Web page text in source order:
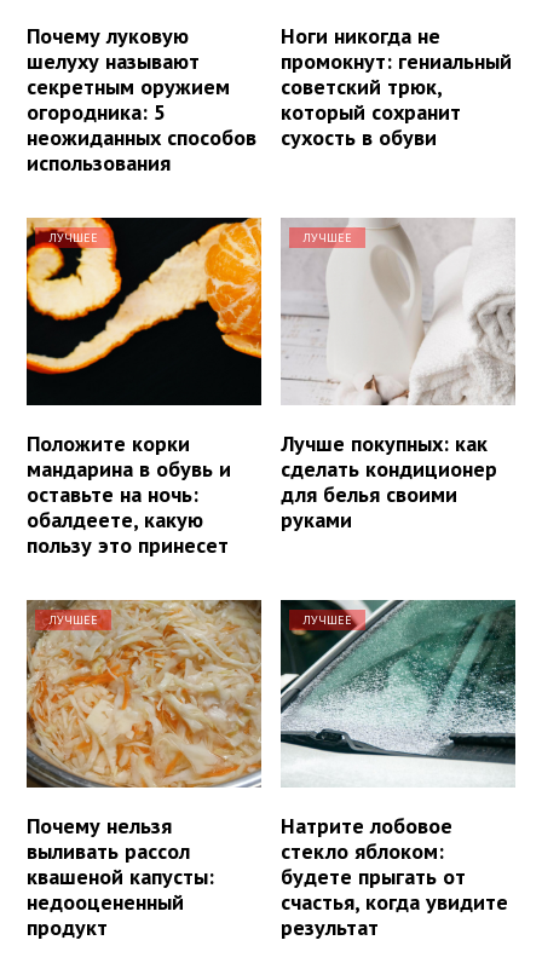
Почему луковую
шелуху называют
секретным оружием
огородника: 5
неожиданных способов
использования
Ноги никогда не
промокнут: гениальный
советский трюк,
который сохранит
сухость в обуви
ЛУЧШЕЕ
Положите корки
мандарина в обувь и
оставьте на ночь:
обалдеете, какую
пользу это принесет
ЛУЧШЕЕ
Лучше покупных: как
сделать кондиционер
для белья своими
руками
ЛУЧШЕЕ
Почему нельзя
выливать рассол
квашеной капусты:
недооцененный
продукт
ЛУЧШЕЕ
Натрите лобовое
стекло яблоком:
будете прыгать от
счастья, когда увидите
результат